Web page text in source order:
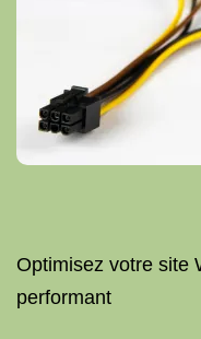
Optimisez votre site
performant